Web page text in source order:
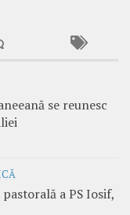
se reunesc
a PS Iosif,